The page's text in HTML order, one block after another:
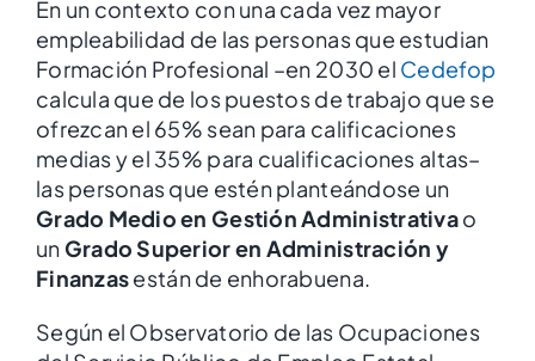
En un contexto con una cada vez mayor
empleabilidad de las personas que estudian
Formación Profesional –en 2030 el Cedefop
calcula que de los puestos de trabajo que se
ofrezcan el 65% sean para calificaciones
medias y el 35% para cualificaciones altas–
las personas que estén planteándose un
Grado Medio en Gestión Administrativao
un Grado Superior en Administración y
Finanzasestán de enhorabuena.
Según el Observatorio de las Ocupaciones